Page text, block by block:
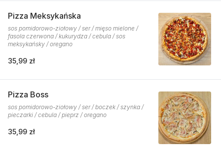
Pizza Meksykańska
sos pomidorowo-ziołowy / ser / mięso mielone /
fasola czerwona / kukurydza / cebula / sos
meksykańsky / oregano
35,99 zł
Pizza Boss
sos pomidorowo-ziołowy / ser / boczek / szynka /
pieczarki / cebula / pieprz / oregano
35,99 zł